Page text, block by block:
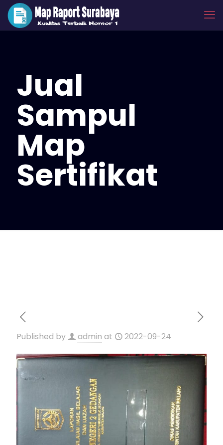
Jual
Sampul
Map
Sertifikat
Published by admin at 2022-09-24